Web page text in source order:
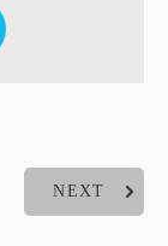
NEXT